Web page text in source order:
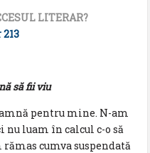
LITERAR?
să fii viu
pentru mine. N-am
nu luam în calcul c-o să
rămas cumva suspendată